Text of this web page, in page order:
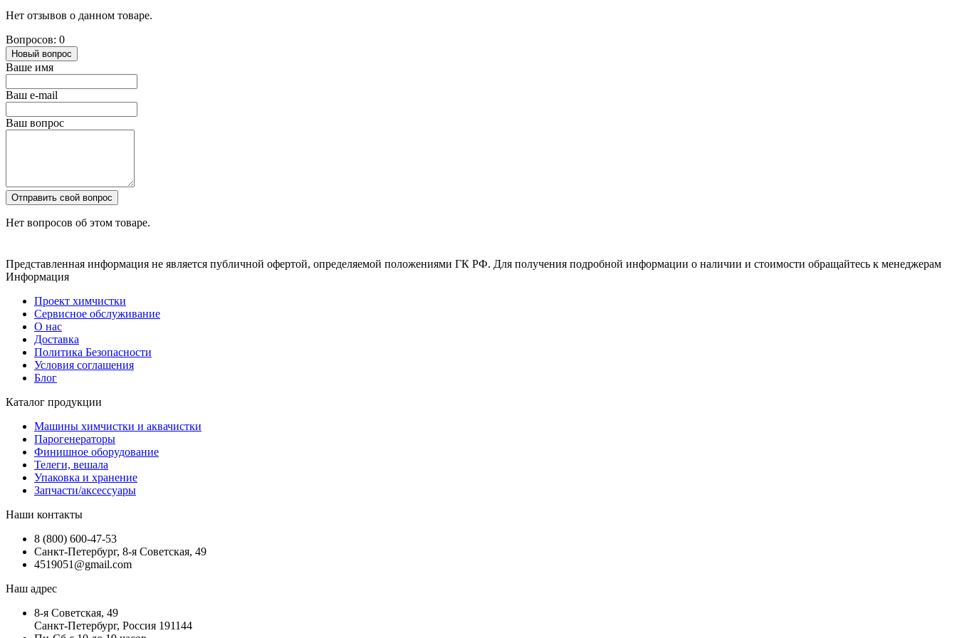
Нет отзывов о данном товаре.
Вопросов: 0
Новый вопрос
Ваше имя
Ваш e-mail
Ваш вопрос
Отправить свой вопрос
Нет вопросов об этом товаре.
Представленная информация не является публичной офертой, определяемой положениями ГК РФ. Для получения подробной информации о наличии и стоимости обращайтесь к менеджерам
Информация
Проект химчистки
Сервисное обслуживание
О нас
Доставка
Политика Безопасности
Условия соглашения
Блог
Каталог продукции
Машины химчистки и аквачистки
Парогенераторы
Финишное оборудование
Телеги, вешала
Упаковка и хранение
Запчасти/аксессуары
Наши контакты
8 (800) 600-47-53
Санкт-Петербург, 8-я Советская, 49
4519051@gmail.com
Наш адрес
8-я Советская, 49
Санкт-Петербург, Россия 191144